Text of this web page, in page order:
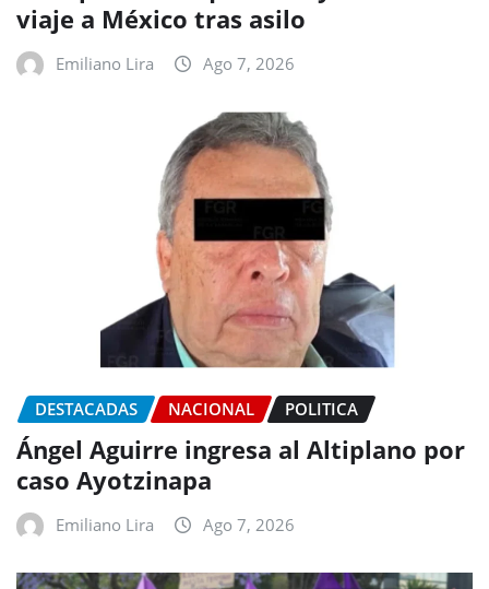
viaje a México tras asilo
Emiliano Lira Ago 7, 2026
DESTACADAS NACIONAL POLITICA
Ángel Aguirre ingresa al Altiplano por
caso Ayotzinapa
Emiliano Lira Ago 7, 2026